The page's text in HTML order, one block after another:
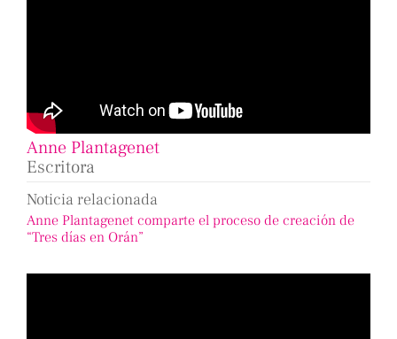
Anne Plantagenet
Escritora
Noticia relacionada
Anne Plantagenet comparte el proceso de creación de
“Tres días en Orán”